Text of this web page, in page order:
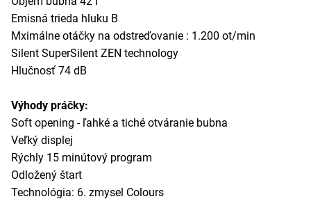
Emisná trieda hluku B
Mximálne otáčky na odstreďovanie : 1.200 ot/min
Silent SuperSilent ZEN technology
Hlučnosť 74 dB
Výhody práčky:
Soft opening - ľahké a tiché otváranie bubna
Veľký displej
Rýchly 15 minútový program
Odložený štart
Technológia: 6. zmysel Colours